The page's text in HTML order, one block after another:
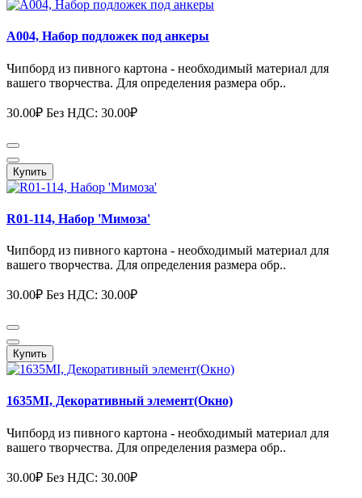
А004, Набор подложек под анкеры
Чипборд из пивного картона - необходимый материал для
вашего творчества. Для определения размера обр..
30.00₽ Без НДС: 30.00₽
Купить
R01-114, Набор 'Мимоза'
Чипборд из пивного картона - необходимый материал для
вашего творчества. Для определения размера обр..
30.00₽ Без НДС: 30.00₽
Купить
1635MI, Декоративный элемент(Окно)
Чипборд из пивного картона - необходимый материал для
вашего творчества. Для определения размера обр..
30.00₽ Без НДС: 30.00₽